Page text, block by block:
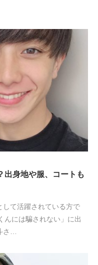
出身地や服、コートも
て活躍されている方で
んには騙されない」に出
さ…